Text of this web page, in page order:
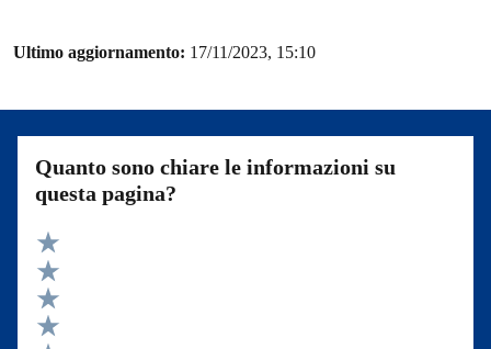
Ultimo aggiornamento: 17/11/2023, 15:10
Quanto sono chiare le informazioni su
questa pagina?
Valuta 5 stelle su 5
Valuta 4 stelle su 5
Valuta 3 stelle su 5